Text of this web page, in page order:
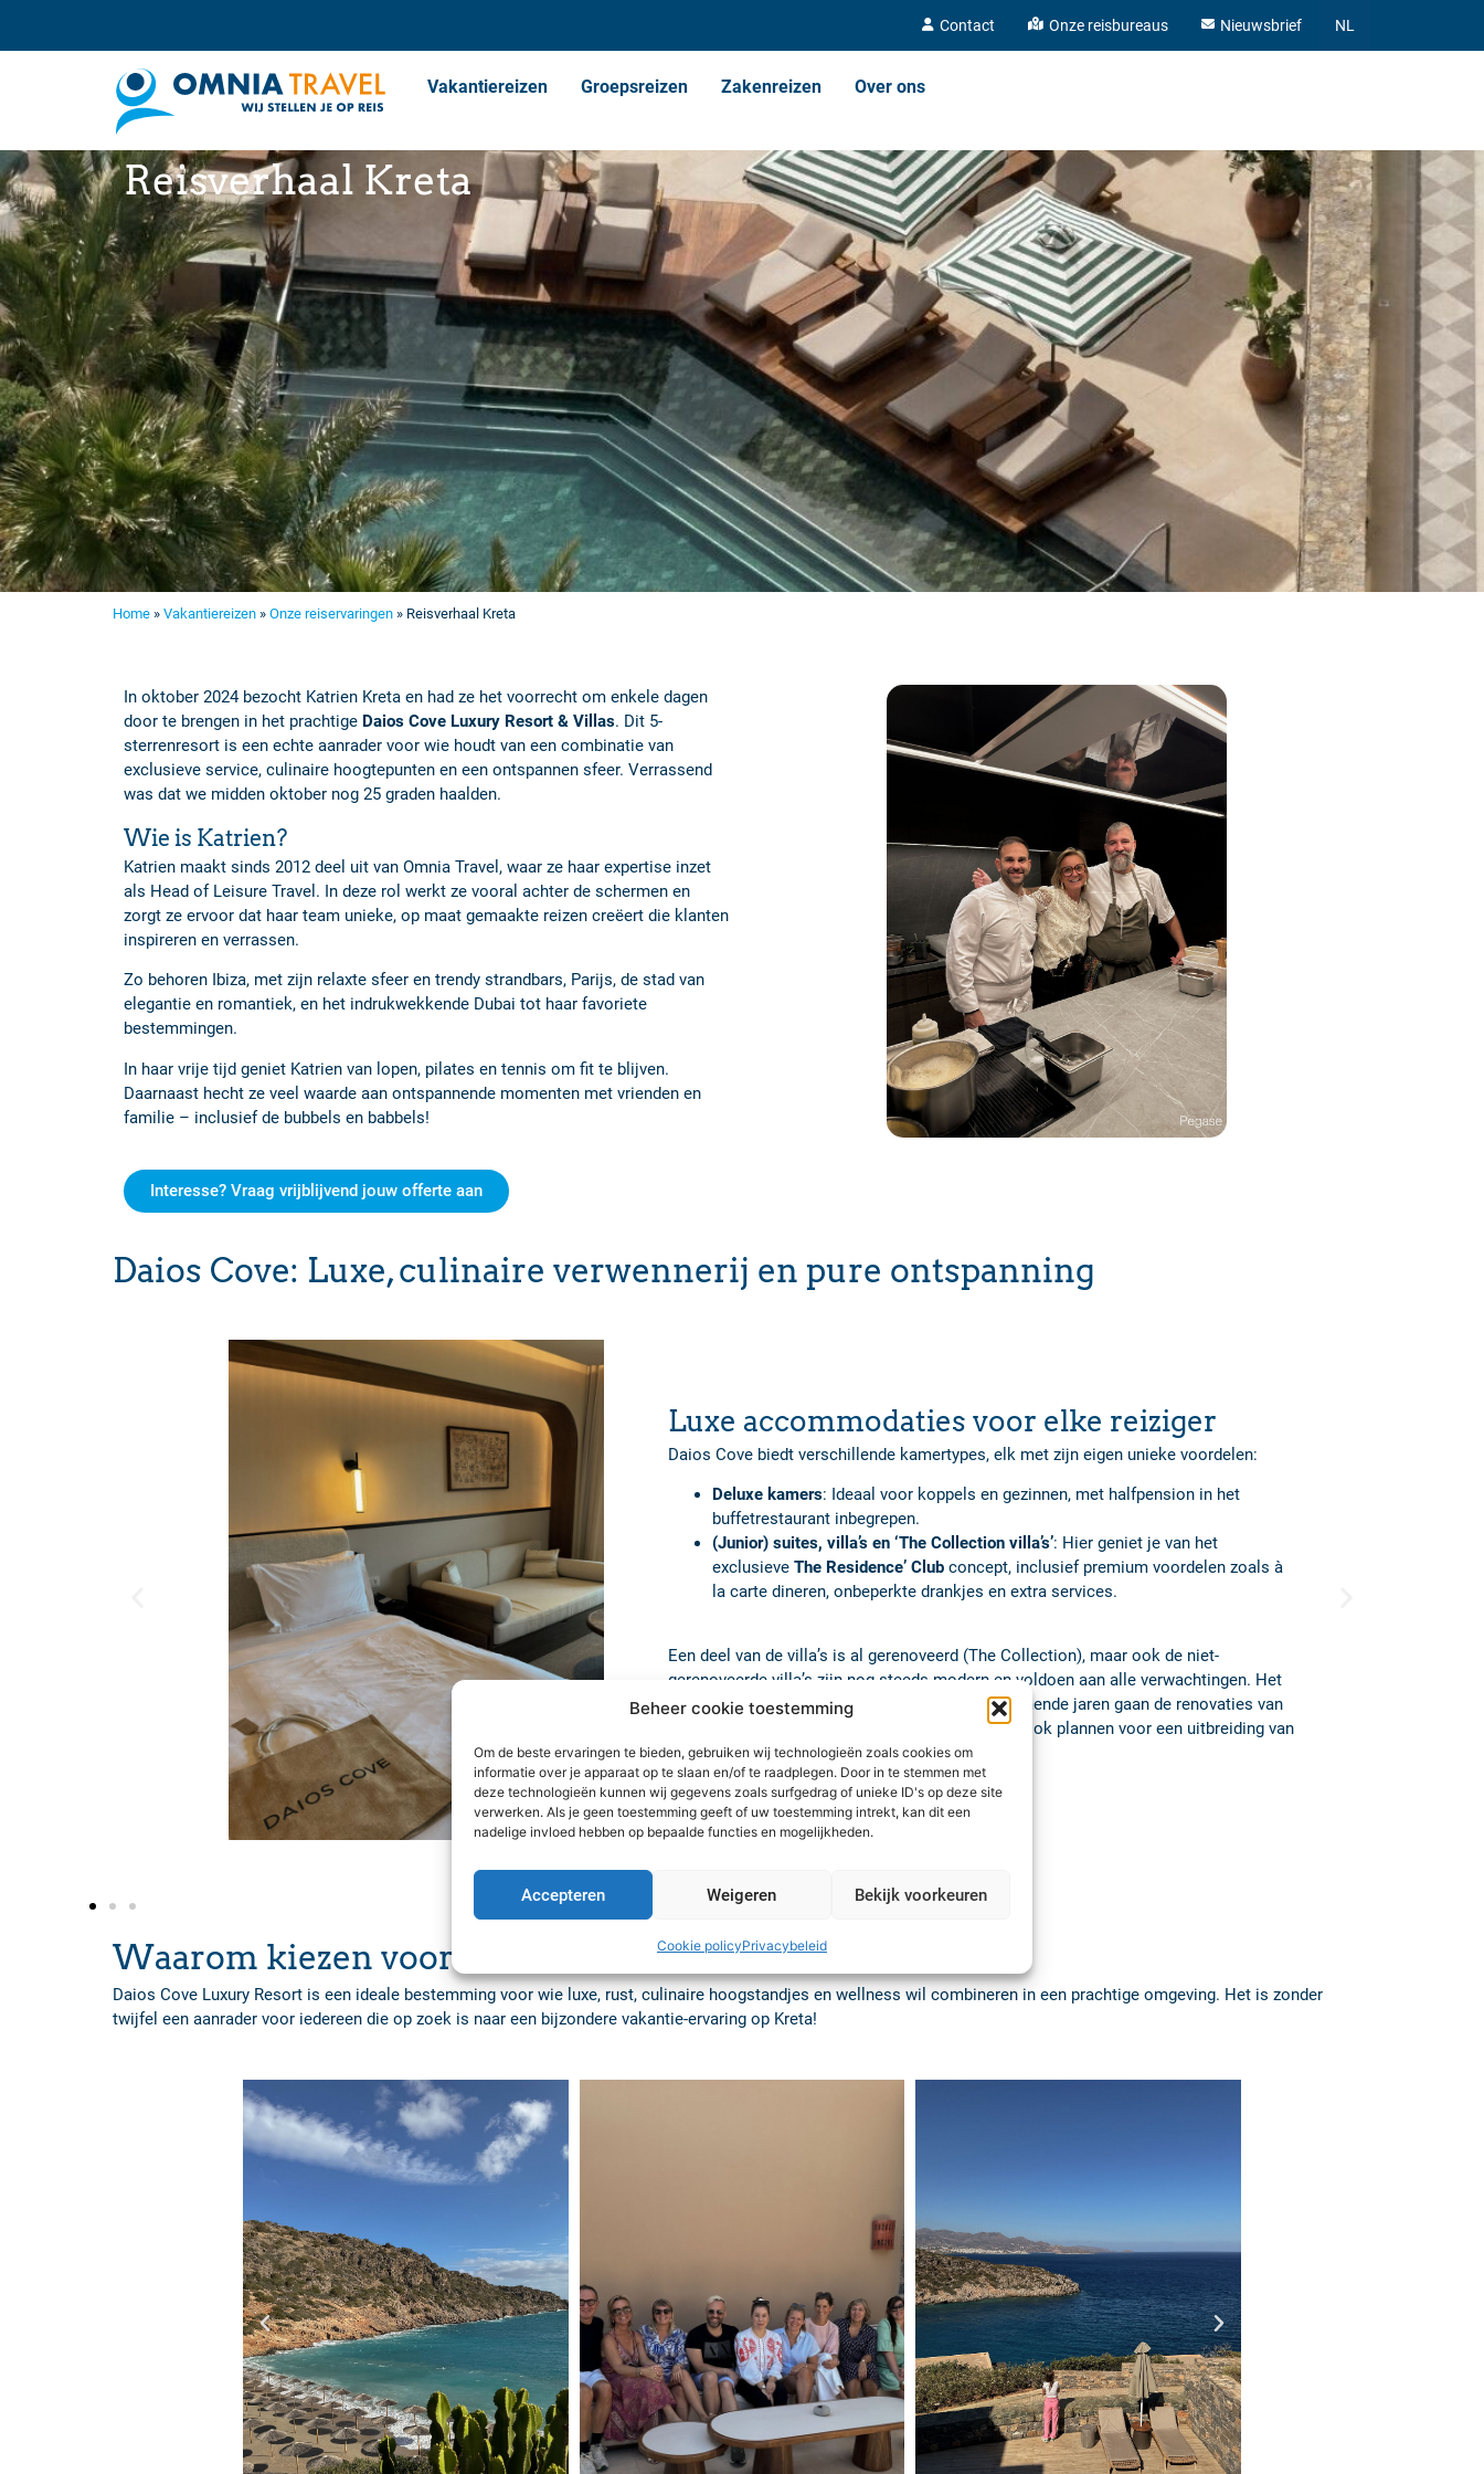
Beheer cookie toestemming
Om de beste ervaringen te bieden, gebruiken wij technologieën zoals cookies om
informatie over je apparaat op te slaan en/of te raadplegen. Door in te stemmen met
deze technologieën kunnen wij gegevens zoals surfgedrag of unieke ID's op deze site
verwerken. Als je geen toestemming geeft of uw toestemming intrekt, kan dit een
nadelige invloed hebben op bepaalde functies en mogelijkheden.
Accepteren Weigeren Bekijk voorkeuren
Cookie policyPrivacybeleid
Contact Onze reisbureaus Nieuwsbrief NL
Vakantiereizen Groepsreizen Zakenreizen Over ons
Reisverhaal Kreta
Home » Vakantiereizen » Onze reiservaringen » Reisverhaal Kreta
In oktober 2024 bezocht Katrien Kreta en had ze het voorrecht om enkele dagen
door te brengen in het prachtige Daios Cove Luxury Resort & Villas. Dit 5-
sterrenresort is een echte aanrader voor wie houdt van een combinatie van
exclusieve service, culinaire hoogtepunten en een ontspannen sfeer. Verrassend
was dat we midden oktober nog 25 graden haalden.
Wie is Katrien?
Katrien maakt sinds 2012 deel uit van Omnia Travel, waar ze haar expertise inzet
als Head of Leisure Travel. In deze rol werkt ze vooral achter de schermen en
zorgt ze ervoor dat haar team unieke, op maat gemaakte reizen creëert die klanten
inspireren en verrassen.
Zo behoren Ibiza, met zijn relaxte sfeer en trendy strandbars, Parijs, de stad van
elegantie en romantiek, en het indrukwekkende Dubai tot haar favoriete
bestemmingen.
In haar vrije tijd geniet Katrien van lopen, pilates en tennis om fit te blijven.
Daarnaast hecht ze veel waarde aan ontspannende momenten met vrienden en
familie – inclusief de bubbels en babbels!
Interesse? Vraag vrijblijvend jouw offerte aan
Daios Cove: Luxe, culinaire verwennerij en pure ontspanning
Een paradijs voor foodies
Daios Cove is een waar paradijs voor fijnproevers.Genieten van eindeloze mogelijkheden en
van een hoogstaande gastronomie met o.a. het uitstekende ‘Ocean Restaurant’ met een
schitterende menukaart ontworpen door het team van de gerenommeerde Franse sterrenchef
Alain Ducasse.Van verfijnde buffetten tot à la carte restaurants: elk gerecht is een
smaakexplosie.
ontworpen door mixologists en in partnership met het hoogaangeschreven ‘The Clumsies’
(behorende tot de top 50 van beste cocktailbars ter wereld!)
Waarom kiezen voor Daios Cove?
Daios Cove Luxury Resort is een ideale bestemming voor wie luxe, rust, culinaire hoogstandjes en wellness wil combineren in een prachtige omgeving. Het is zonder
twijfel een aanrader voor iedereen die op zoek is naar een bijzondere vakantie-ervaring op Kreta!